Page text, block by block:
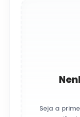
Seja a